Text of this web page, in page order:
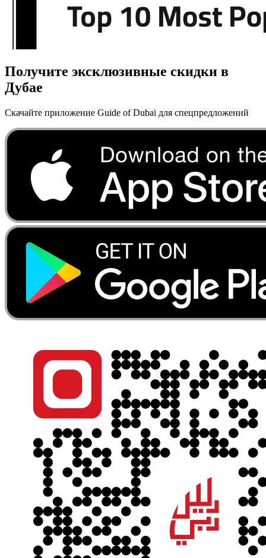
Получите эксклюзивные скидки в
Дубае
Скачайте приложение Guide of Dubai для спецпредложений